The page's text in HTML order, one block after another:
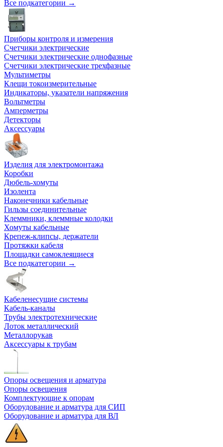
Все подкатегории →
Приборы контроля и измерения
Счетчики электрические
Счетчики электрические однофазные
Счетчики электрические трехфазные
Мультиметры
Клещи токоизмерительные
Индикаторы, указатели напряжения
Вольтметры
Амперметры
Детекторы
Аксессуары
Изделия для электромонтажа
Коробки
Дюбель-хомуты
Изолента
Наконечники кабельные
Гильзы соединительные
Клеммники, клеммные колодки
Хомуты кабельные
Крепеж-клипсы, держатели
Протяжки кабеля
Площадки самоклеящиеся
Все подкатегории →
Кабеленесущие системы
Кабель-каналы
Трубы электротехнические
Лоток металлический
Металлорукав
Аксессуары к трубам
Опоры освещения и арматура
Опоры освещения
Комплектующие к опорам
Оборудование и арматура для СИП
Оборудование и арматура для ВЛ